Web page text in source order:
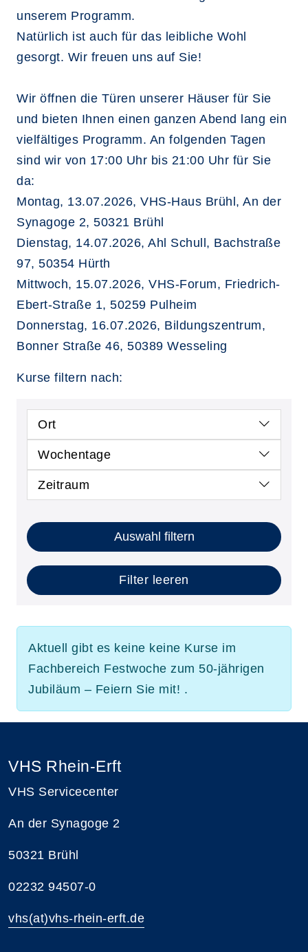
unserem Programm.
Natürlich ist auch für das leibliche Wohl
gesorgt. Wir freuen uns auf Sie!
Wir öffnen die Türen unserer Häuser für Sie
und bieten Ihnen einen ganzen Abend lang ein
vielfältiges Programm. An folgenden Tagen
sind wir von 17:00 Uhr bis 21:00 Uhr für Sie
da:
Montag, 13.07.2026, VHS-Haus Brühl, An der
Synagoge 2, 50321 Brühl
Dienstag, 14.07.2026, Ahl Schull, Bachstraße
97, 50354 Hürth
Mittwoch, 15.07.2026, VHS-Forum, Friedrich-
Ebert-Straße 1, 50259 Pulheim
Donnerstag, 16.07.2026, Bildungszentrum,
Bonner Straße 46, 50389 Wesseling
Kurse filtern nach:
Ort
Wochentage
Zeitraum
Auswahl filtern
Filter leeren
Aktuell gibt es keine keine Kurse im
Fachbereich Festwoche zum 50-jährigen
Jubiläum – Feiern Sie mit! .
VHS Rhein-Erft
VHS Servicecenter
An der Synagoge 2
50321 Brühl
02232 94507-0
vhs(at)vhs-rhein-erft.de